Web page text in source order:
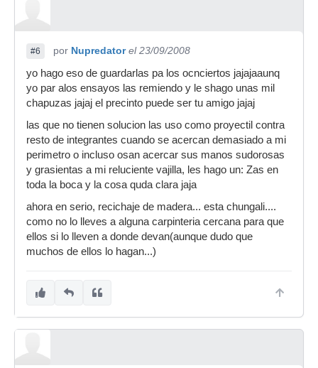
#6 por Nupredator el 23/09/2008
yo hago eso de guardarlas pa los ocnciertos jajajaaunq
yo par alos ensayos las remiendo y le shago unas mil
chapuzas jajaj el precinto puede ser tu amigo jajaj
las que no tienen solucion las uso como proyectil contra
resto de integrantes cuando se acercan demasiado a mi
perimetro o incluso osan acercar sus manos sudorosas
y grasientas a mi reluciente vajilla, les hago un: Zas en
toda la boca y la cosa quda clara jaja
ahora en serio, recichaje de madera... esta chungali....
como no lo lleves a alguna carpinteria cercana para que
ellos si lo lleven a donde devan(aunque dudo que
muchos de ellos lo hagan...)